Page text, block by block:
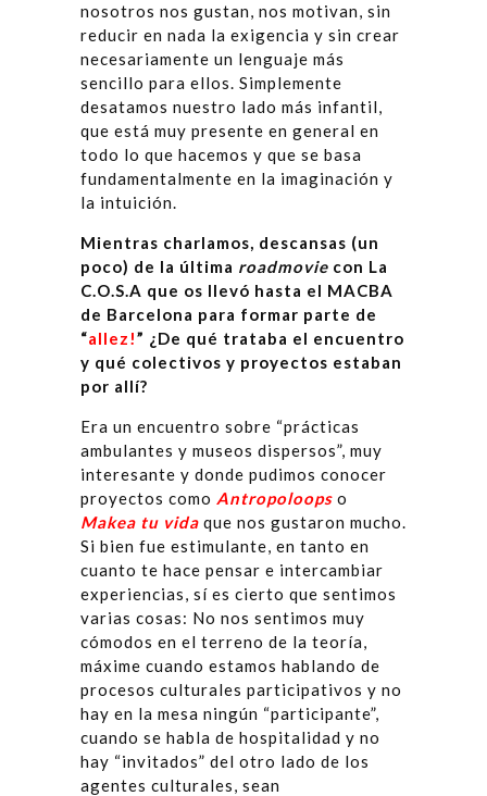
nosotros nos gustan, nos motivan, sin
reducir en nada la exigencia y sin crear
necesariamente un lenguaje más
sencillo para ellos. Simplemente
desatamos nuestro lado más infantil,
que está muy presente en general en
todo lo que hacemos y que se basa
fundamentalmente en la imaginación y
la intuición.
Mientras charlamos, descansas (un
poco) de la última roadmovie con La
C.O.S.A que os llevó hasta el MACBA
de Barcelona para formar parte de
“allez!” ¿De qué trataba el encuentro
y qué colectivos y proyectos estaban
por allí?
Era un encuentro sobre “prácticas
ambulantes y museos dispersos”, muy
interesante y donde pudimos conocer
proyectos como Antropoloops o
Makea tu vida que nos gustaron mucho.
Si bien fue estimulante, en tanto en
cuanto te hace pensar e intercambiar
experiencias, sí es cierto que sentimos
varias cosas: No nos sentimos muy
cómodos en el terreno de la teoría,
máxime cuando estamos hablando de
procesos culturales participativos y no
hay en la mesa ningún “participante”,
cuando se habla de hospitalidad y no
hay “invitados” del otro lado de los
agentes culturales, sean